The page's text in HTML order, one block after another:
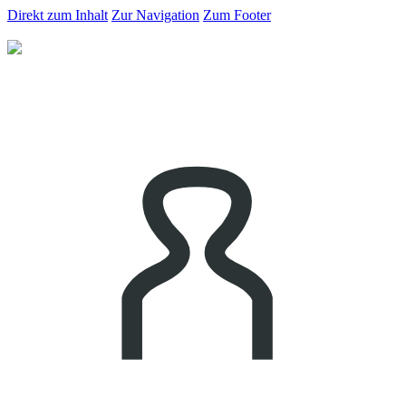
Direkt zum Inhalt Zur Navigation Zum Footer